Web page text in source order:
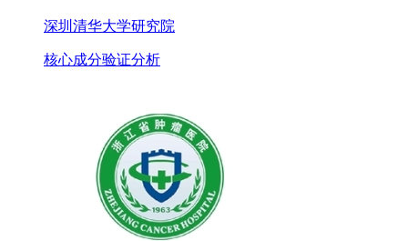
深圳清华大学研究院
核心成分验证分析